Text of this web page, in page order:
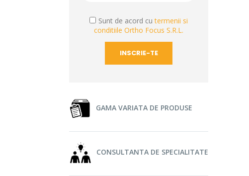
Sunt de acord cutermenii si
conditiile Ortho Focus S.R.L.
GAMA VARIATA DE PRODUSE
CONSULTANTA DE SPECIALITATE